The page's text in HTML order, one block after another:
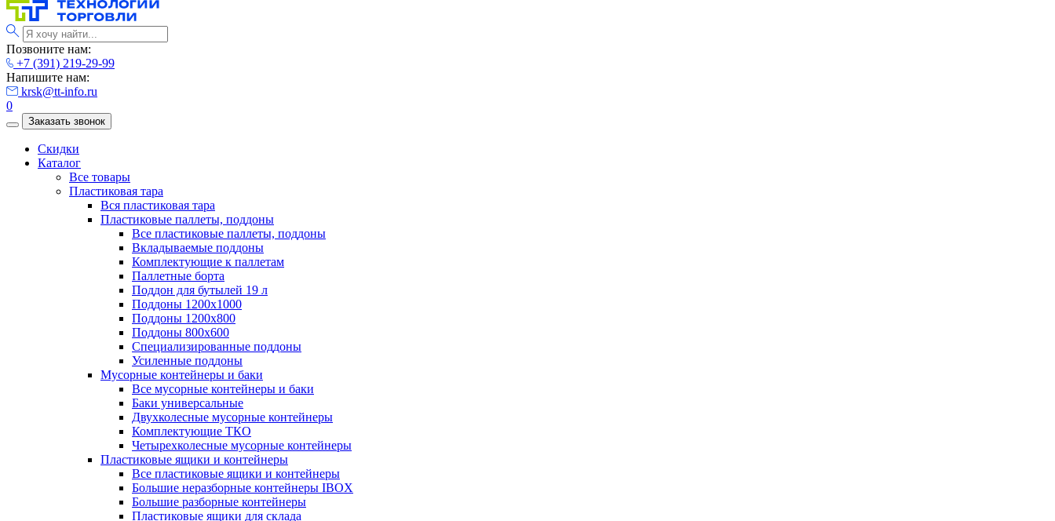
Позвоните нам:
+7 (391) 219-29-99
Напишите нам:
krsk@tt-info.ru
0
Заказать звонок
Скидки
Каталог
Все товары
Пластиковая тара
Вся пластиковая тара
Пластиковые паллеты, поддоны
Все пластиковые паллеты, поддоны
Вкладываемые поддоны
Комплектующие к паллетам
Паллетные борта
Поддон для бутылей 19 л
Поддоны 1200х1000
Поддоны 1200х800
Поддоны 800х600
Специализированные поддоны
Усиленные поддоны
Мусорные контейнеры и баки
Все мусорные контейнеры и баки
Баки универсальные
Двухколесные мусорные контейнеры
Комплектующие ТКО
Четырехколесные мусорные контейнеры
Пластиковые ящики и контейнеры
Все пластиковые ящики и контейнеры
Большие неразборные контейнеры IBOX
Большие разборные контейнеры
Пластиковые ящики для склада